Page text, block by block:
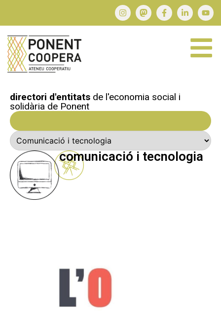
directori d'entitats de l'economia social i
solidària de Ponent
comunicació i tecnologia